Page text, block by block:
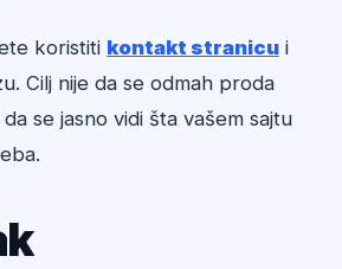
koristiti kontakt stranicu i
Cilj nije da se odmah proda
se jasno vidi šta vašem sajtu